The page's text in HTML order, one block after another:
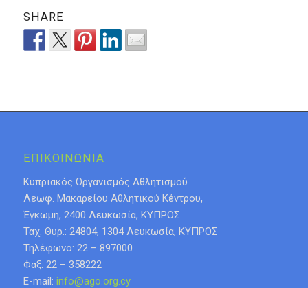
SHARE
ΕΠΙΚΟΙΝΩΝΙΑ
Κυπριακός Οργανισμός Αθλητισμού
Λεωφ. Μακαρείου Αθλητικού Κέντρου,
Έγκωμη, 2400 Λευκωσία, ΚΥΠΡΟΣ
Ταχ. Θυρ.: 24804, 1304 Λευκωσία, ΚΥΠΡΟΣ
Τηλέφωνο: 22 – 897000
Φαξ: 22 – 358222
E-mail: info@ago.org.cy